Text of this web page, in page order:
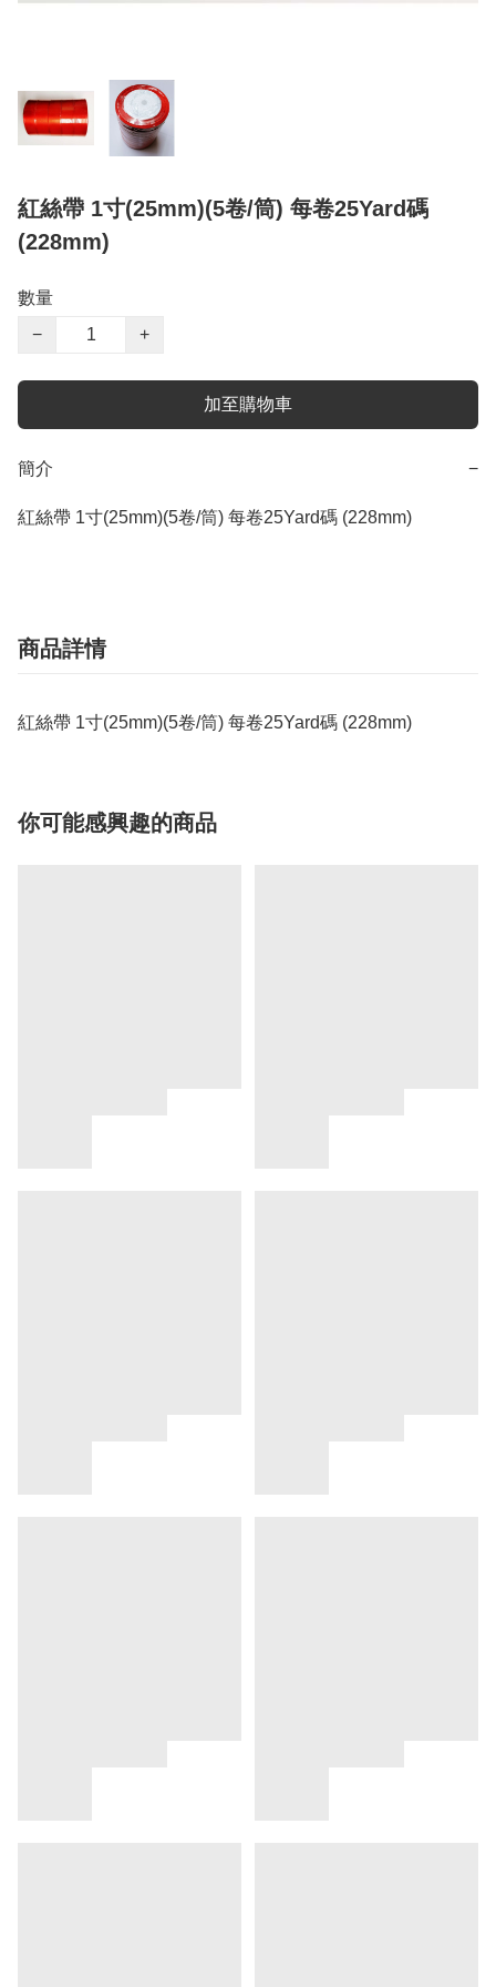
紅絲帶 1寸(25mm)(5卷/筒) 每卷25Yard碼
(228mm)
數量
−
+
加至購物車
簡介 −
紅絲帶 1寸(25mm)(5卷/筒) 每卷25Yard碼 (228mm)
商品詳情
紅絲帶 1寸(25mm)(5卷/筒) 每卷25Yard碼 (228mm)
你可能感興趣的商品